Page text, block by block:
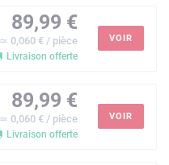
89,99 €
≃ 0,060 € / pièce
Livraison offerte
VOIR
89,99 €
≃ 0,060 € / pièce
Livraison offerte
VOIR